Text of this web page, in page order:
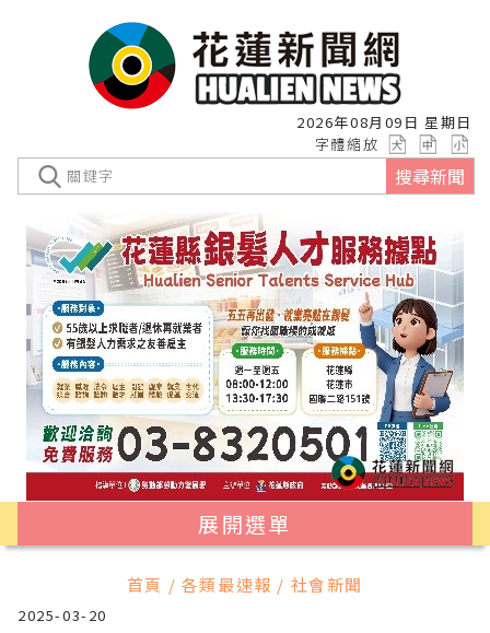
2026年08月09日 星期日
字體縮放
搜尋新聞
展開選單
首頁 / 各類最速報 / 社會新聞
2025-03-20